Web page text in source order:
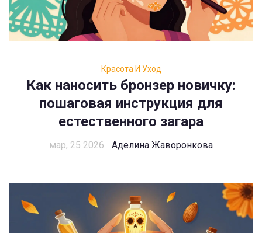
Красота И Уход
Как наносить бронзер новичку:
пошаговая инструкция для
естественного загара
мар, 25 2026 Аделина Жаворонкова